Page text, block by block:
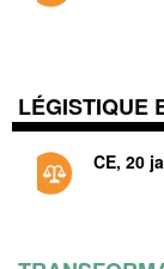
LÉGISTIQUE
CE, 20